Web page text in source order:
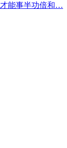
能事半功倍和…